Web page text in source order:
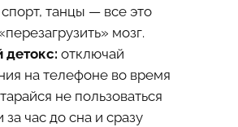
танцы — все это
мозг.
отключай
на телефоне во время
не пользоваться
за час до сна и сразу